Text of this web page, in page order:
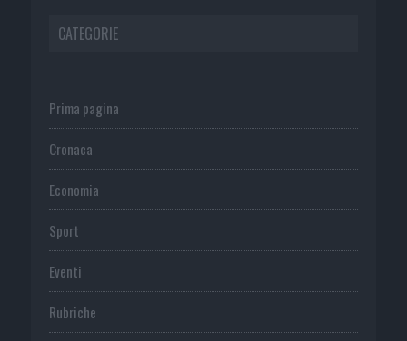
CATEGORIE
Prima pagina
Cronaca
Economia
Sport
Eventi
Rubriche